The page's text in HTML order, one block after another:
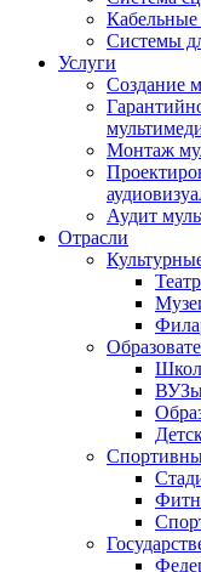
Системы
Услуги
Создание
Монтаж
Аудит
Отрасли